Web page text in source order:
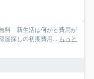
料 新生活は何かと費用が
屋探しの初期費用...
もっと